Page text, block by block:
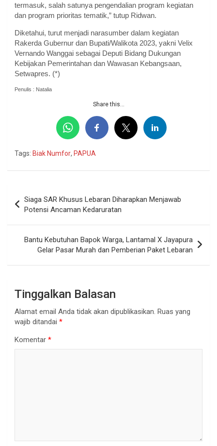
termasuk, salah satunya pengendalian program kegiatan
dan program prioritas tematik,” tutup Ridwan.
Diketahui, turut menjadi narasumber dalam kegiatan
Rakerda Gubernur dan Bupati/Walikota 2023, yakni Velix
Vernando Wanggai sebagai Deputi Bidang Dukungan
Kebijakan Pemerintahan dan Wawasan Kebangsaan,
Setwapres. (*)
Penulis : Natalia
Share this...
Tags: Biak Numfor, PAPUA
pos
Siaga SAR Khusus Lebaran Diharapkan Menjawab
Potensi Ancaman Kedaruratan
Bantu Kebutuhan Bapok Warga, Lantamal X Jayapura
Gelar Pasar Murah dan Pemberian Paket Lebaran
Tinggalkan Balasan
Alamat email Anda tidak akan dipublikasikan. Ruas yang
wajib ditandai *
Komentar *